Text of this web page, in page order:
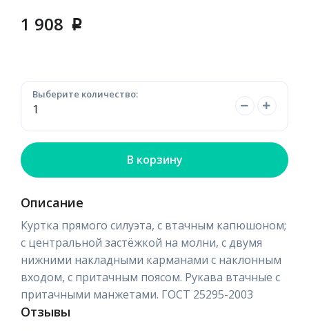
1 908 p
Выберите количество:
В корзину
Описание
Куртка прямого силуэта, с втачным капюшоном;
с центральной застёжкой на молни, с двумя
нижними накладными карманами с наклонным
входом, с притачным поясом. Рукава втачные с
притачными манжетами. ГОСТ 25295-2003
Отзывы